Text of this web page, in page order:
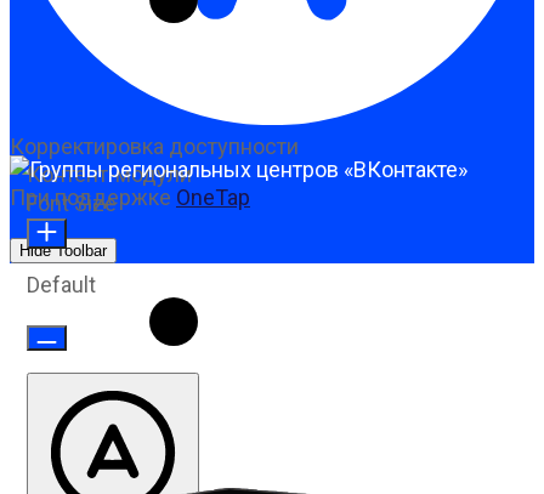
Корректировка доступности
При поддержке OneTap
Hide Toolbar
Контент-модули
Font Size
Default